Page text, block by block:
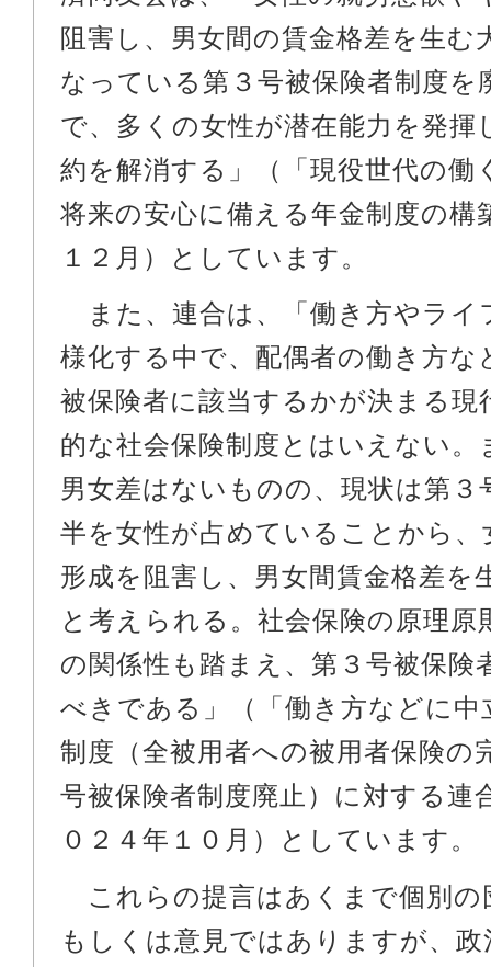
阻害し、男女間の賃金格差を生む
なっている第３号被保険者制度を
で、多くの女性が潜在能力を発揮
約を解消する」（「現役世代の働
将来の安心に備える年金制度の構
１２月）としています。
また、連合は、「働き方やライ
様化する中で、配偶者の働き方な
被保険者に該当するかが決まる現
的な社会保険制度とはいえない。
男女差はないものの、現状は第３
半を女性が占めていることから
形成を阻害し、男女間賃金格差を
と考えられる。社会保険の原理原
の関係性も踏まえ、第３号被保険
べきである」（「働き方などに中
制度（全被用者への被用者保険の
号被保険者制度廃止）に対する連
０２４年１０月）としています。
これらの提言はあくまで個別の
もしくは意見ではありますが、